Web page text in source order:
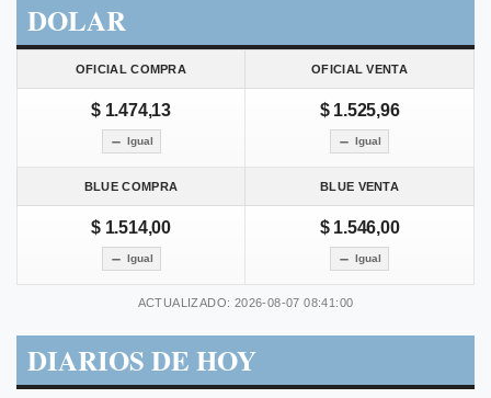
DOLAR
OFICIAL COMPRA OFICIAL VENTA
$ 1.474,13
Igual
$ 1.525,96
Igual
BLUE COMPRA BLUE VENTA
$ 1.514,00
Igual
$ 1.546,00
Igual
ACTUALIZADO: 2026-08-07 08:41:00
DIARIOS DE HOY